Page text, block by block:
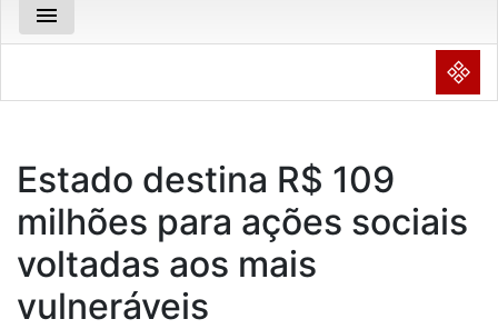
menu
NULL
Estado destina R$ 109
milhões para ações sociais
voltadas aos mais
vulneráveis